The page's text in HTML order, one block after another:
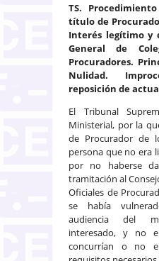
TS.
título de
Interés legítimo y
General de
Procuradores.
Nulidad.
reposición de
El Tribunal
Ministerial, por la
de Procurador de
persona que no era
por no haberse
tramitación al
Oficiales de
se había
audiencia del
interesado, y no
concurrían o no